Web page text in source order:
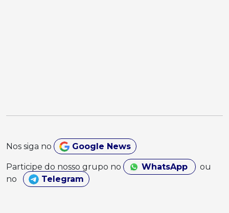
Nos siga no Google News
Participe do nosso grupo no WhatsApp
ou
no
Telegram